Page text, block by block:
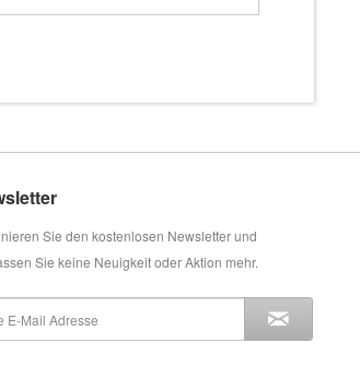
Sie den kostenlosen Newsletter und
Sie keine Neuigkeit oder Aktion mehr.